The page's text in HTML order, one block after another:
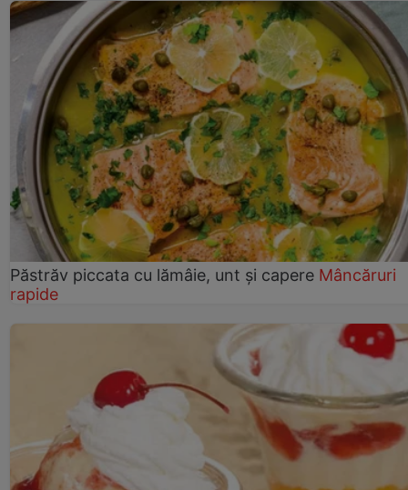
Păstrăv piccata cu lămâie, unt și capere Mâncăruri
rapide